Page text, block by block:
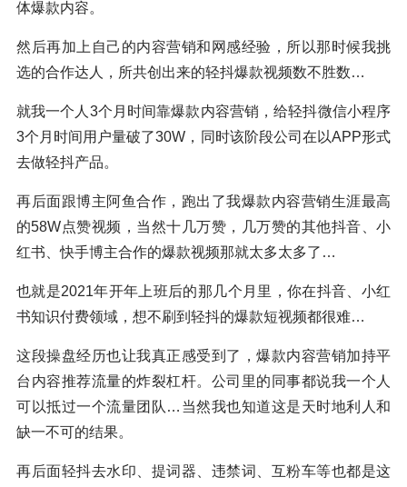
体爆款内容。
然后再加上自己的内容营销和网感经验，所以那时候我挑
选的合作达人，所共创出来的轻抖爆款视频数不胜数…
就我一个人3个月时间靠爆款内容营销，给轻抖微信小程序
3个月时间用户量破了30W，同时该阶段公司在以APP形式
去做轻抖产品。
再后面跟博主阿鱼合作，跑出了我爆款内容营销生涯最高
的58W点赞视频，当然十几万赞，几万赞的其他抖音、小
红书、快手博主合作的爆款视频那就太多太多了…
也就是2021年开年上班后的那几个月里，你在抖音、小红
书知识付费领域，想不刷到轻抖的爆款短视频都很难…
这段操盘经历也让我真正感受到了，爆款内容营销加持平
台内容推荐流量的炸裂杠杆。公司里的同事都说我一个人
可以抵过一个流量团队…当然我也知道这是天时地利人和
缺一不可的结果。
再后面轻抖去水印、提词器、违禁词、互粉车等也都是这